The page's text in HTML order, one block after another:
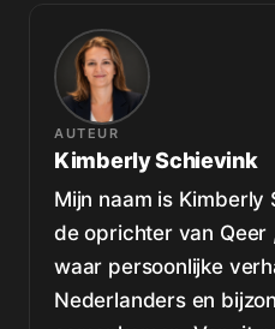
AUTEUR
Kimberly Schievink
Mijn naam is Kimberly
de oprichter van Qeer
waar persoonlijke
Nederlanders en